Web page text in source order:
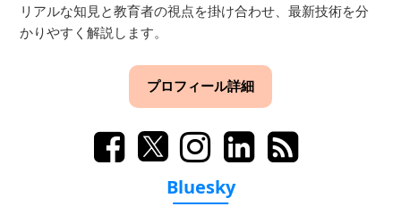
リアルな知見と教育者の視点を掛け合わせ、最新技術を分
かりやすく解説します。
プロフィール詳細
Bluesky